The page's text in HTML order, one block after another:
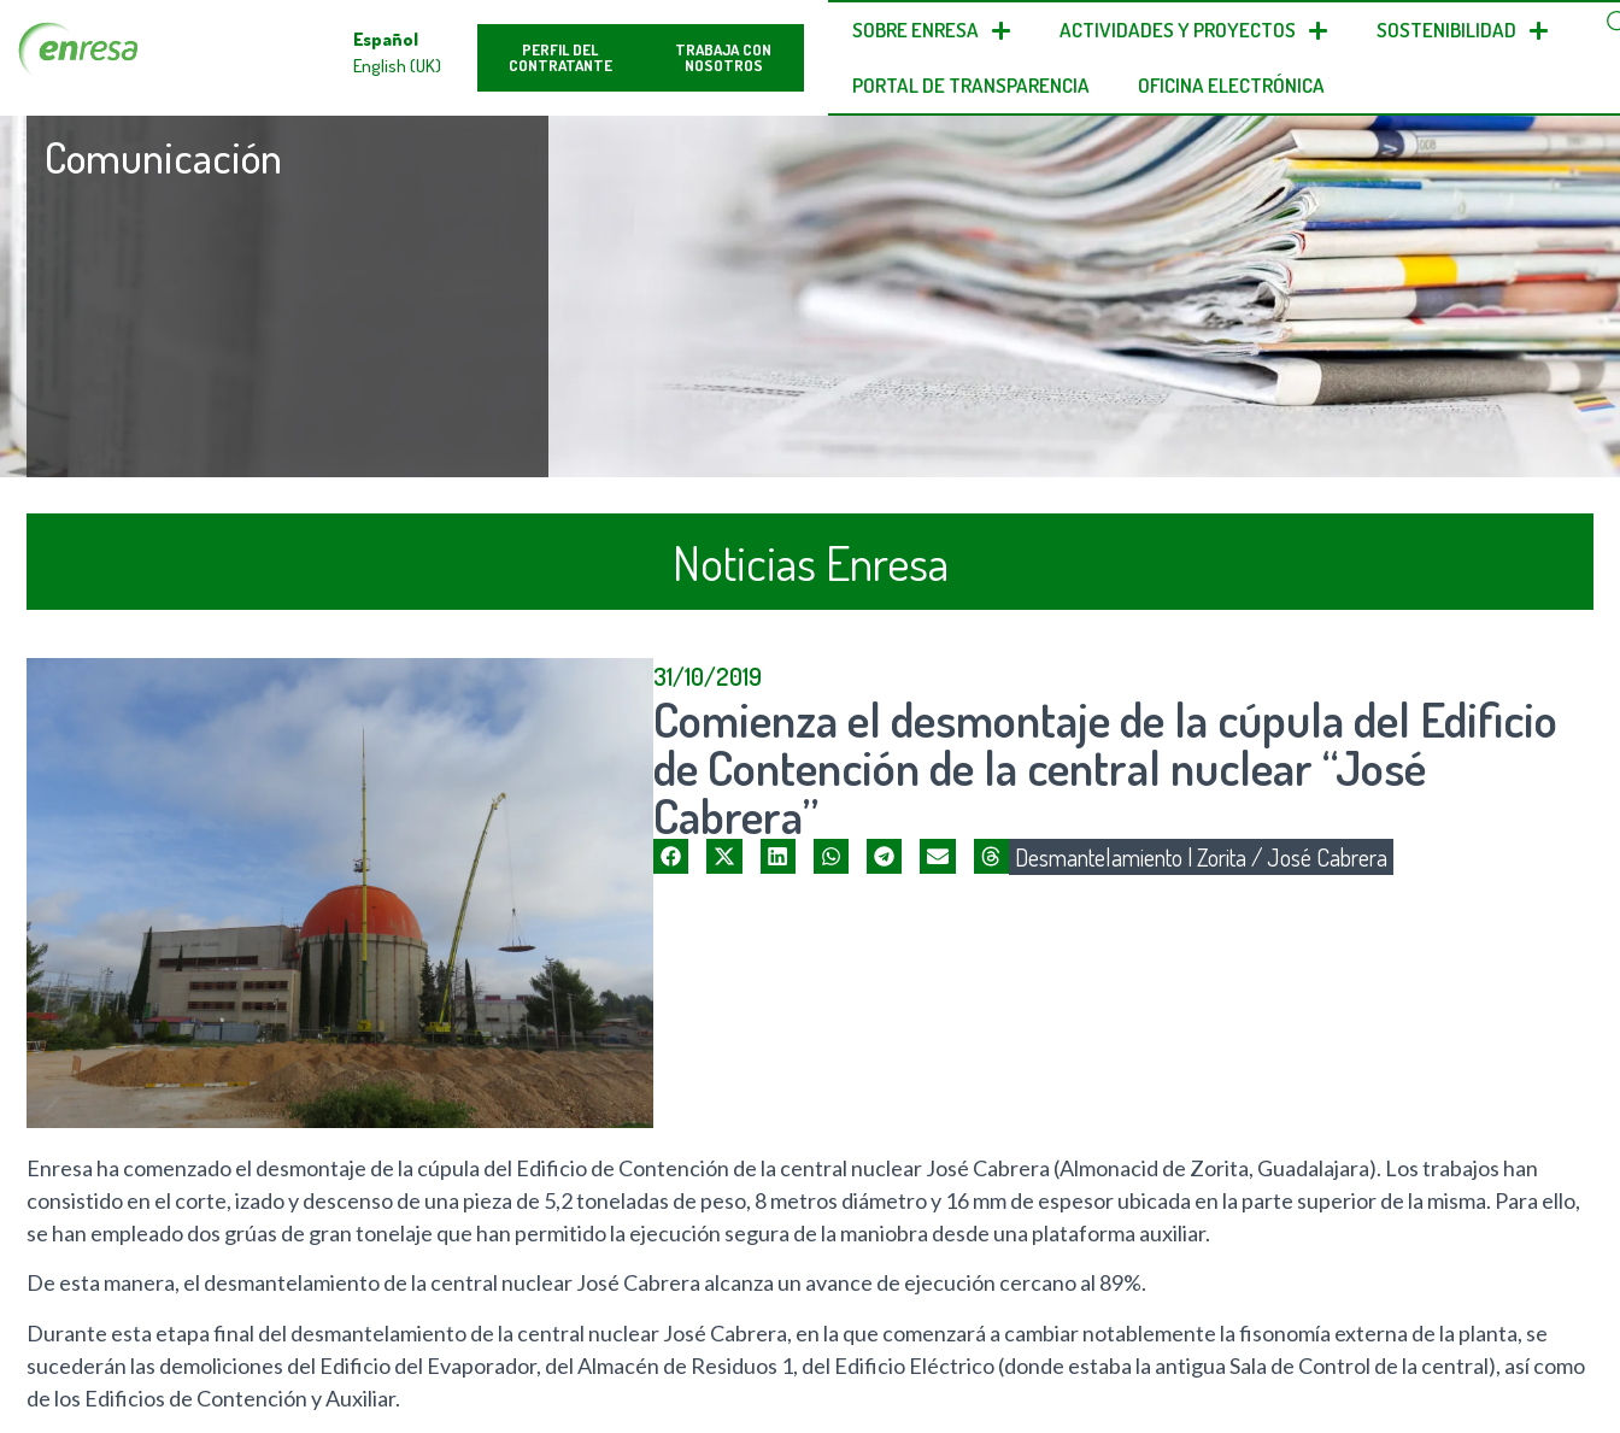
Español
English (UK)
PERFIL DEL
CONTRATANTE
TRABAJA CON
NOSOTROS
SOBRE ENRESA ACTIVIDADES Y PROYECTOS SOSTENIBILIDAD
PORTAL DE TRANSPARENCIA OFICINA ELECTRÓNICA
Comunicación
Noticias Enresa
31/10/2019
Comienza el desmontaje de la cúpula del Edificio
de Contención de la central nuclear “José
Cabrera”
Desmantelamiento |Zorita / José Cabrera
Enresa ha comenzado el desmontaje de la cúpula del Edificio de Contención de la central nuclear José Cabrera (Almonacid de Zorita, Guadalajara). Los trabajos han
consistido en el corte, izado y descenso de una pieza de 5,2 toneladas de peso, 8 metros diámetro y 16 mm de espesor ubicada en la parte superior de la misma. Para ello,
se han empleado dos grúas de gran tonelaje que han permitido la ejecución segura de la maniobra desde una plataforma auxiliar.
De esta manera, el desmantelamiento de la central nuclear José Cabrera alcanza un avance de ejecución cercano al 89%.
Durante esta etapa final del desmantelamiento de la central nuclear José Cabrera, en la que comenzará a cambiar notablemente la fisonomía externa de la planta, se
sucederán las demoliciones del Edificio del Evaporador, del Almacén de Residuos 1, del Edificio Eléctrico (donde estaba la antigua Sala de Control de la central), así como
de los Edificios de Contención y Auxiliar.